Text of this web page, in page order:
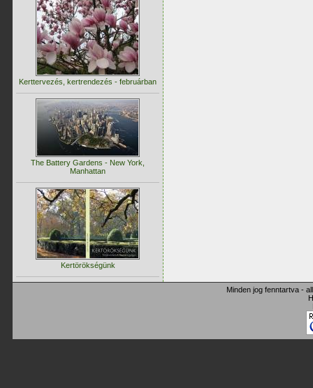
Kerttervezés, kertrendezés - februárban
The Battery Gardens - New York,
Manhattan
Kertörökségünk
Minden jog fenntartva -